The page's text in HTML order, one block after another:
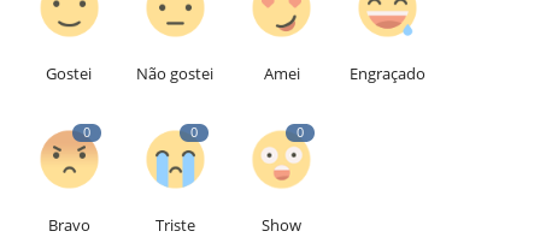
Gostei Não gostei Amei Engraçado
0
Bravo
0
Triste
0
Show